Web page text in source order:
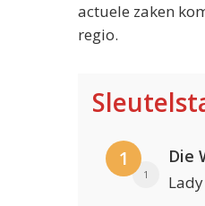
actuele zaken
regio.
1
1
Die